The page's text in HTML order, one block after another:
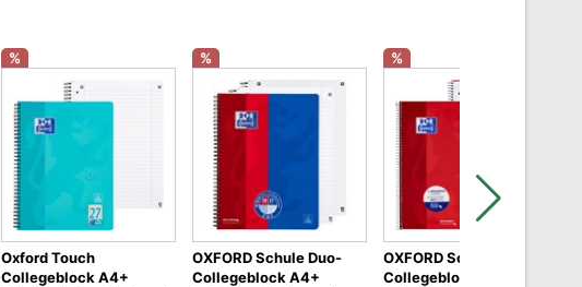
%
Oxford Touch
Collegeblock A4+
%
OXFORD Schule Duo-
Collegeblock A4+
%
OXFORD Schule
Collegeblock A4+